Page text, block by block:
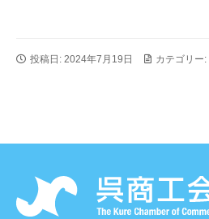
投稿日: 2024年7月19日 カテゴリー: